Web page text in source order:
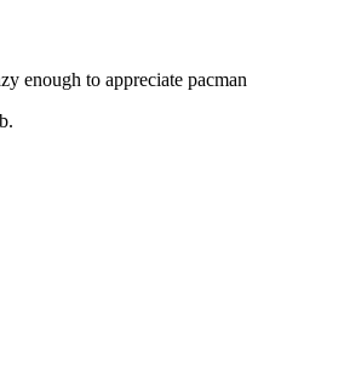
enough to appreciate pacman